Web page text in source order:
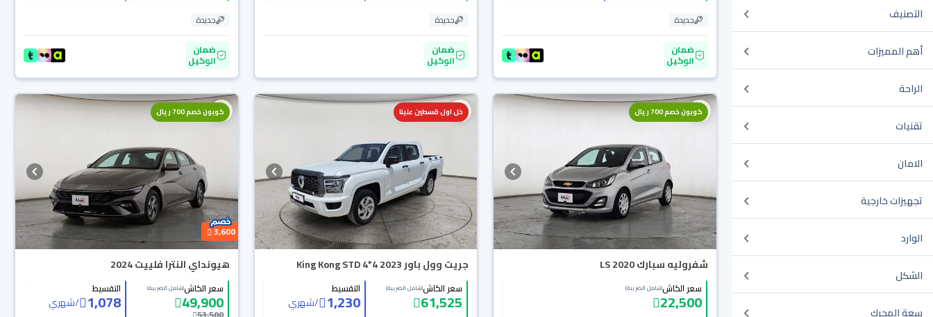
التصنيف
أهم المميزات
الراحة
تقنيات
الامان
تجهيزات خارجية
الوارد
الشكل
سعة المحرك
جديدة
ضمان
الوكيل
جديدة
ضمان
الوكيل
جديدة
ضمان
الوكيل
كوبون خصم 700 ريال
شفروليه سبارك LS 2020
سعر الكاش(شامل الضريبة)
22,500
خل اول قسطين علينا
جريت وول باور King Kong STD 4*4 2023
سعر الكاش(شامل الضريبة)
61,525
التقسيط
1,230
/شهري
كوبون خصم 700 ريال
3,600
هيونداي النترا فلييت 2024
سعر الكاش(شامل الضريبة)
49,900
التقسيط
1,078
/شهري